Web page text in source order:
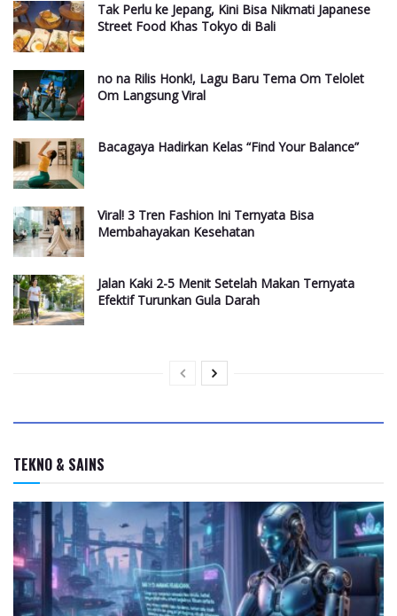
Tak Perlu ke Jepang, Kini Bisa Nikmati Japanese
Street Food Khas Tokyo di Bali
no na Rilis Honk!, Lagu Baru Tema Om Telolet
Om Langsung Viral
Bacagaya Hadirkan Kelas “Find Your Balance”
Viral! 3 Tren Fashion Ini Ternyata Bisa
Membahayakan Kesehatan​
Jalan Kaki 2-5 Menit Setelah Makan Ternyata
Efektif Turunkan Gula Darah
TEKNO & SAINS